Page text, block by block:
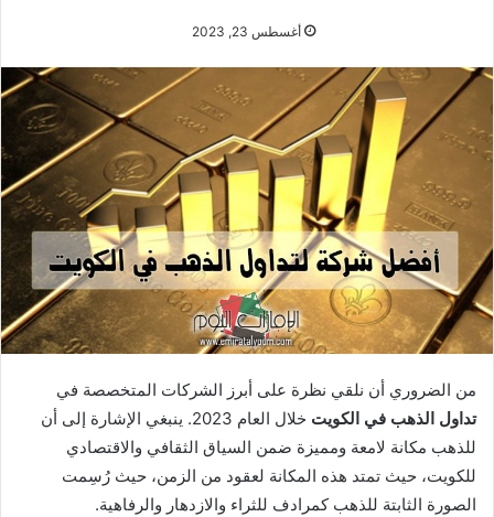
أغسطس 23, 2023
من الضروري أن نلقي نظرة على أبرز الشركات المتخصصة في
تداول الذهب في الكويت
خلال العام 2023. ينبغي الإشارة إلى أن
للذهب مكانة لامعة ومميزة ضمن السياق الثقافي والاقتصادي
للكويت، حيث تمتد هذه المكانة لعقود من الزمن، حيث رُسِمت
الصورة الثابتة للذهب كمرادف للثراء والازدهار والرفاهية.